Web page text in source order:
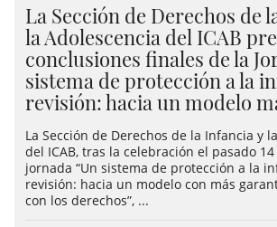
La Sección de Derechos de
la Adolescencia del ICAB
conclusiones finales de la
sistema de protección a la
revisión: hacia un modelo
La Sección de Derechos de la Infancia y
del ICAB, tras la celebración el pasado
jornada “Un sistema de protección a la
revisión: hacia un modelo con más
con los derechos”, ...